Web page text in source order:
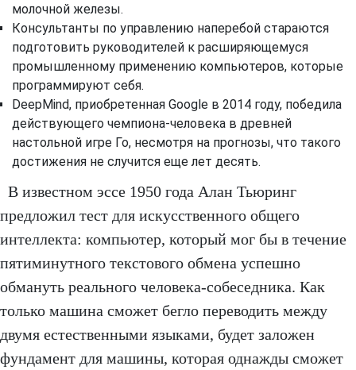
молочной железы.
Консультанты по управлению наперебой стараются
подготовить руководителей к расширяющемуся
промышленному применению компьютеров, которые
программируют себя.
DeepMind, приобретенная Google в 2014 году, победила
действующего чемпиона-человека в древней
настольной игре Го, несмотря на прогнозы, что такого
достижения не случится еще лет десять.
В известном эссе 1950 года Алан Тьюринг
предложил тест для искусственного общего
интеллекта: компьютер, который мог бы в течение
пятиминутного текстового обмена успешно
обмануть реального человека-собеседника. Как
только машина сможет бегло переводить между
двумя естественными языками, будет заложен
фундамент для машины, которая однажды сможет